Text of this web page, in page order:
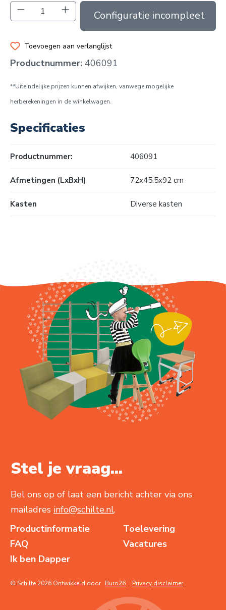
Producthoeveelheid: Voer de gewenste
In de winkelmand
Toevoegen aan verlanglijst
Productnummer: 406091
**Uiteindelijke prijzen kunnen afwijken, vanwege mogelijke
herberekeningen in de winkelwagen.
Specificaties
Productnummer: 406091
Afmetingen (LxBxH) 72x45.5x92 cm
Kasten Diverse kasten
Stel je vraag...
Bel ons op of laat een bericht achter via ons
mailadres info@schilte.nl.
Productinformatie
Toelevering
FAQ
Vacatures
Ik ben Dapper
© Schilte 2026 Ontwikkeld door Buro26 Privacy disclaimer